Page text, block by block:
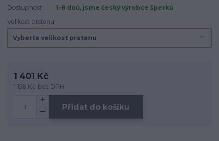
Dostupnost
1-8 dnů, jsme český výrobce šperků
Velikost prstenu
1 401 Kč
1 158 Kč bez DPH
Přidat do košíku